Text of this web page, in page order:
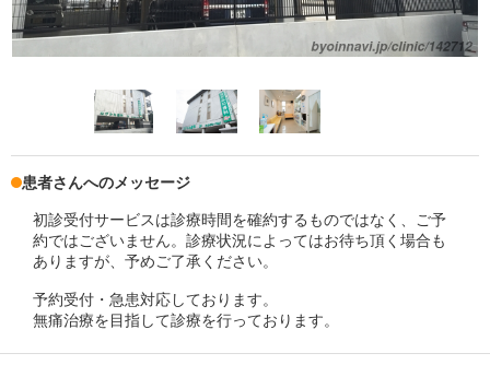
患者さんへのメッセージ
初診受付サービスは診療時間を確約するものではなく、ご予
約ではございません。診療状況によってはお待ち頂く場合も
ありますが、予めご了承ください。
予約受付・急患対応しております。
無痛治療を目指して診療を行っております。